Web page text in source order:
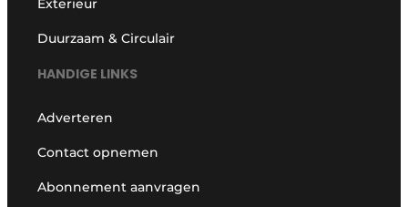
Exterieur
Duurzaam & Circulair
HANDIGE LINKS
Adverteren
Contact opnemen
Abonnement aanvragen